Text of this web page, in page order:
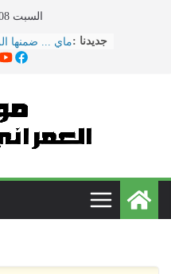
السبت 08 غشت 2026
جديدنا :هذا ما دار في
التربية الوطنية
الاحتجاجات
نقل مدير
المستعجلات
من طرف والد
التعليم دورة 2022
ماي ... ضمنها